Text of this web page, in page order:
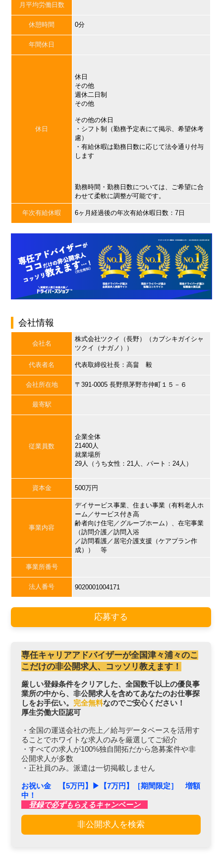
月平均労働日数
休憩時間 0分
年間休日
休日
休日
その他
週休二日制
その他
その他の休日
・シフト制（勤務予定表にて掲示、希望休考
慮）
・有給休暇は勤務日数に応じて法令通り付与
します
勤務時間・勤務日数については、ご希望に合
わせて柔軟に調整が可能です。
年次有給休暇 6ヶ月経過後の年次有給休暇日数：7日
会社情報
会社名
株式会社ツクイ（長野）（カブシキガイシャ
ツクイ（ナガノ））
代表者名 代表取締役社長：高畠 毅
会社所在地 〒391-0005 長野県茅野市仲町１５－６
最寄駅
従業員数
企業全体
21400人
就業場所
29人（うち女性：21人、パート：24人）
資本金 500万円
事業内容
デイサービス事業、住まい事業（有料老人ホ
ーム／サービス付き高
齢者向け住宅／グループホーム）、在宅事業
（訪問介護／訪問入浴
／訪問看護／居宅介護支援（ケアプラン作
成）） 等
事業所番号
法人番号 9020001004171
応募する
専任キャリアアドバイザーが全国津々浦々のこ
こだけの非公開求人、コッソリ教えます！
厳しい登録条件をクリアした、全国数千以上の優良事
業所の中から、非公開求人を含めてあなたのお仕事探
しをお手伝い。 完全無料なのでご安心ください！
厚生労働大臣認可
・全国の運送会社の売上／給与データベースを活用す
ることでホワイトな求人のみを厳選してご紹介
・すべての求人が100%独自開拓だから急募案件や非
公開求人が多数
・正社員のみ。派遣は一切掲載しません
お祝い金 【5万円】▶︎【7万円】［期間限定］ 増額
中！
登録で必ずもらえるキャンペーン
非公開求人を検索